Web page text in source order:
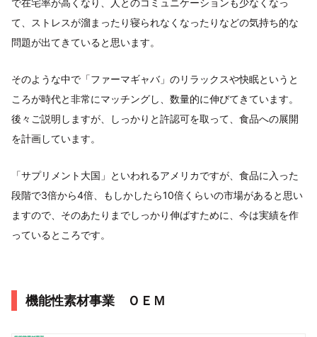
で在宅率が高くなり、人とのコミュニケーションも少なくなっ
て、ストレスが溜まったり寝られなくなったりなどの気持ち的な
問題が出てきていると思います。
そのような中で「ファーマギャバ」のリラックスや快眠というと
ころが時代と非常にマッチングし、数量的に伸びてきています。
後々ご説明しますが、しっかりと許認可を取って、食品への展開
を計画しています。
「サプリメント大国」といわれるアメリカですが、食品に入った
段階で3倍から4倍、もしかしたら10倍くらいの市場があると思い
ますので、そのあたりまでしっかり伸ばすために、今は実績を作
っているところです。
機能性素材事業 ＯＥＭ